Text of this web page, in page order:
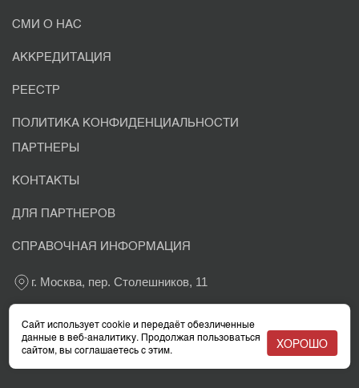
СМИ О НАС
АККРЕДИТАЦИЯ
РЕЕСТР
ПОЛИТИКА КОНФИДЕНЦИАЛЬНОСТИ
ПАРТНЕРЫ
КОНТАКТЫ
ДЛЯ ПАРТНЕРОВ
СПРАВОЧНАЯ ИНФОРМАЦИЯ
г. Москва, пер. Столешников, 11
info@eacaudit.ru
Сайт использует cookie и передаёт обезличенные
данные в веб-аналитику. Продолжая пользоваться
сайтом, вы соглашаетесь с этим.
ХОРОШО